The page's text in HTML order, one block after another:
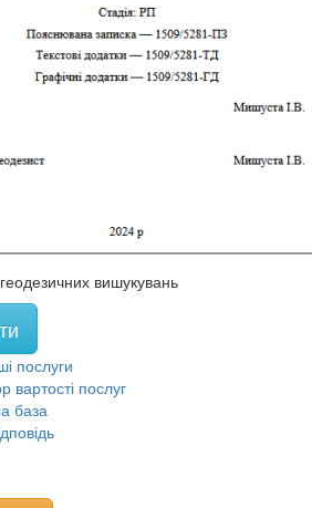
вишукувань
послуги
вартості послуг
база